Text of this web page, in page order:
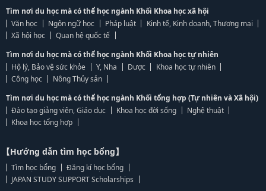
Tìm nơi du học mà có thể học ngành Khối Khoa học xã hội
Văn học
Ngôn ngữ học Pháp luật
Kinh tế, Kinh doanh, Thương mại
Xã hội học
Quan hệ quốc tế
Tìm nơi du học mà có thể học ngành Khối Khoa học tự nhiên
Hộ lý, Bảo vệ sức khỏe
Y, Nha Dược
Khoa học tự nhiên
Công học
Nông Thủy sản
Tìm nơi du học mà có thể học ngành Khối tổng hợp (Tự nhiên và Xã hội)
Đào tạo giảng viên, Giáo dục
Khoa học đời sống
Nghệ thuật
Khoa học tổng hợp
【Hướng dẫn tìm học bổng】
Tìm học bổng
Đăng kí học bổng
JAPAN STUDY SUPPORT Scholarships